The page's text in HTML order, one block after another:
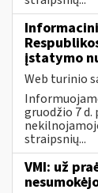
įstatymo
Web turinio
gruodžio 7
straipsnių...
VMI: už